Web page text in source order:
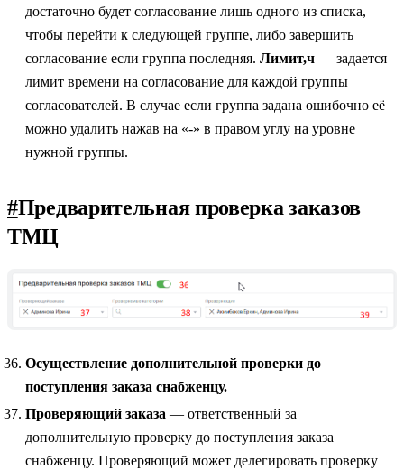
достаточно будет согласование лишь одного из списка,
чтобы перейти к следующей группе, либо завершить
согласование если группа последняя. Лимит,ч — задается
лимит времени на согласование для каждой группы
согласователей. В случае если группа задана ошибочно её
можно удалить нажав на «-» в правом углу на уровне
нужной группы.
#Предварительная проверка заказов
ТМЦ
Осуществление дополнительной проверки до
поступления заказа снабженцу.
Проверяющий заказа — ответственный за
дополнительную проверку до поступления заказа
снабженцу. Проверяющий может делегировать проверку